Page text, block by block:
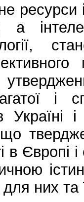
а
в
в
них та